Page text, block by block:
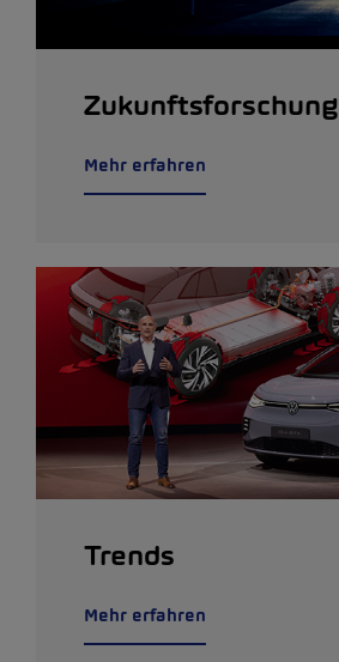
Zukunftsforschung
Mehr erfahren
Trends
Mehr erfahren